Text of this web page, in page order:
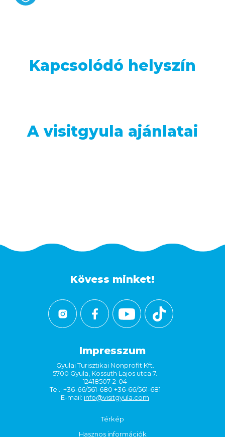
Kapcsolódó helyszín
A visitgyula ajánlatai
Kövess minket!
Impresszum
Gyulai Turisztikai Nonprofit Kft.
5700 Gyula, Kossuth Lajos utca 7.
12418507-2-04
Tel.: +36-66/561-680 +36-66/561-681
E-mail: info@visitgyula.com
Térkép
Hasznos információk